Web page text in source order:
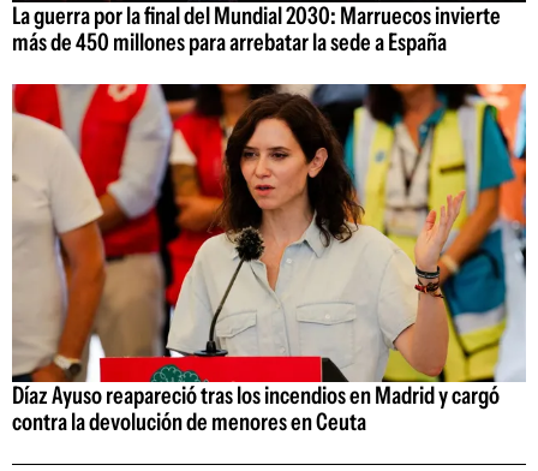
La guerra por la final del Mundial 2030: Marruecos invierte
más de 450 millones para arrebatar la sede a España
Díaz Ayuso reapareció tras los incendios en Madrid y cargó
contra la devolución de menores en Ceuta